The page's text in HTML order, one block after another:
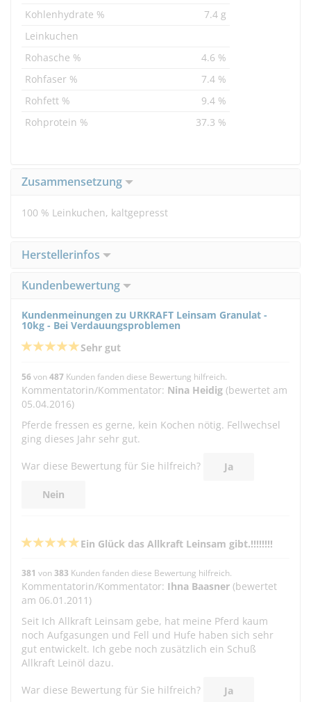
Kohlenhydrate %
7.4 g
Leinkuchen
Rohasche %
4.6 %
Rohfaser %
7.4 %
Rohfett %
9.4 %
Rohprotein %
37.3 %
Zusammensetzung
100 % Leinkuchen, kaltgepresst
Herstellerinfos
Kundenbewertung
Kundenmeinungen zu URKRAFT Leinsam Granulat -
10kg - Bei Verdauungsproblemen
Sehr gut
56von487 Kunden fanden diese Bewertung hilfreich.
Kommentatorin/Kommentator: Nina Heidig (bewertet am
05.04.2016)
Pferde fressen es gerne, kein Kochen nötig. Fellwechsel
ging dieses Jahr sehr gut.
War diese Bewertung für Sie hilfreich? Ja
Nein
Ein Glück das Allkraft Leinsam gibt.!!!!!!!!
381 von383 Kunden fanden diese Bewertung hilfreich.
Kommentatorin/Kommentator: Ihna Baasner (bewertet
am 06.01.2011)
Seit Ich Allkraft Leinsam gebe, hat meine Pferd kaum
noch Aufgasungen und Fell und Hufe haben sich sehr
gut entwickelt. Ich gebe noch zusätzlich ein Schuß
Allkraft Leinöl dazu.
War diese Bewertung für Sie hilfreich? Ja